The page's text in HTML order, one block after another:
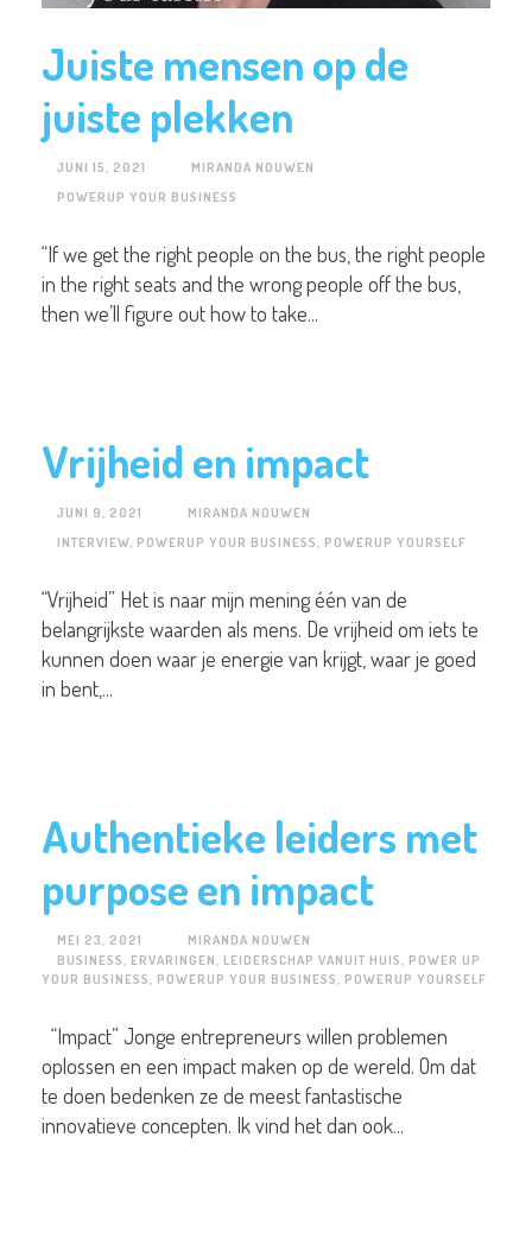
Juiste mensen op de
juiste plekken
JUNI 15, 2021
MIRANDA NOUWEN
POWERUP YOUR BUSINESS
“If we get the right people on the bus, the right people
in the right seats and the wrong people off the bus,
then we’ll figure out how to take...
Vrijheid en impact
JUNI 9, 2021
MIRANDA NOUWEN
INTERVIEW, POWERUP YOUR BUSINESS, POWERUP YOURSELF
“Vrijheid” Het is naar mijn mening één van de
belangrijkste waarden als mens. De vrijheid om iets te
kunnen doen waar je energie van krijgt, waar je goed
in bent,...
Authentieke leiders met
purpose en impact
MEI 23, 2021
MIRANDA NOUWEN
BUSINESS, ERVARINGEN, LEIDERSCHAP VANUIT HUIS, POWER UP
YOUR BUSINESS, POWERUP YOUR BUSINESS, POWERUP YOURSELF
“Impact” Jonge entrepreneurs willen problemen
oplossen en een impact maken op de wereld. Om dat
te doen bedenken ze de meest fantastische
innovatieve concepten. Ik vind het dan ook...